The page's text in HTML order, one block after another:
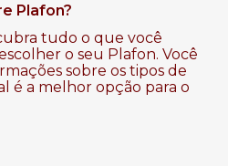
Plafon?
tudo o que você
o seu Plafon. Você
sobre os tipos de
é a melhor opção para o